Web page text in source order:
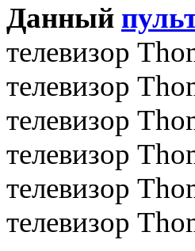
Данный
телевизор
телевизор
телевизор
телевизор
телевизор
телевизор